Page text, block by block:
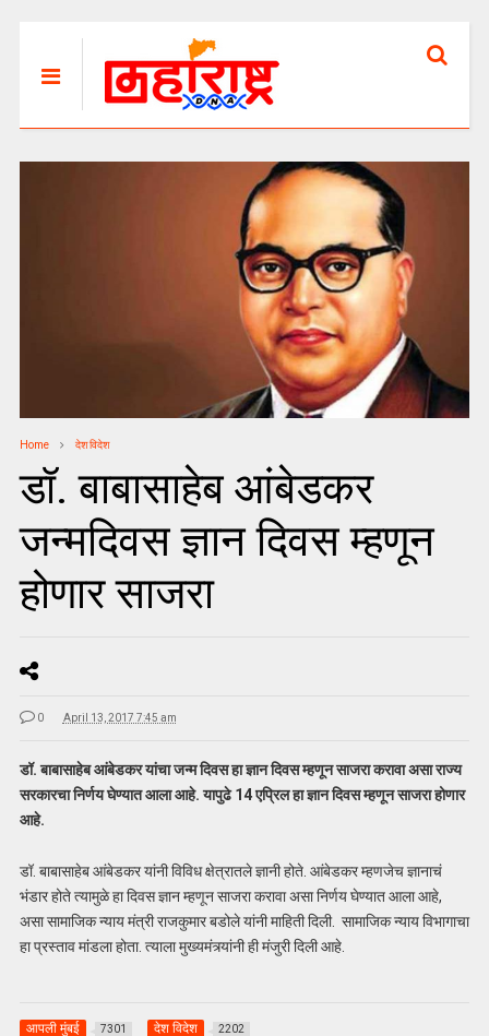
Home देश विदेश
डॉ. बाबासाहेब आंबेडकर
जन्मदिवस ज्ञान दिवस म्हणून
होणार साजरा
0 April 13, 2017 7:45 am
डॉ. बाबासाहेब आंबेडकर यांचा जन्म दिवस हा ज्ञान दिवस म्हणून साजरा करावा असा राज्य
सरकारचा निर्णय घेण्यात आला आहे. यापुढे 14 एप्रिल हा ज्ञान दिवस म्हणून साजरा होणार
आहे.
डॉ. बाबासाहेब आंबेडकर यांनी विविध क्षेत्रातले ज्ञानी होते. आंबेडकर म्हणजेच ज्ञानाचं
भंडार होते त्यामुळे हा दिवस ज्ञान म्हणून साजरा करावा असा निर्णय घेण्यात आला आहे,
असा सामाजिक न्याय मंत्री राजकुमार बडोले यांनी माहिती दिली. सामाजिक न्याय विभागाचा
हा प्रस्ताव मांडला होता. त्याला मुख्यमंत्र्यांनी ही मंजुरी दिली आहे.
आपली मुंबई 7301 देश विदेश 2202